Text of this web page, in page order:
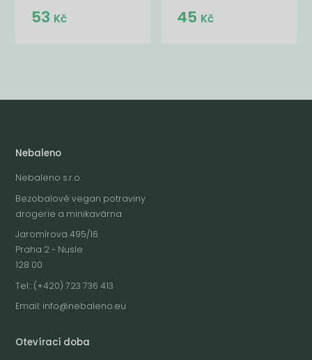
53 Kč 45 Kč
Nebaleno
Nebaleno s.r.o.
Bezobalové vegan potraviny
drogerie a minikavárna
Jaromírova 495/16
Praha 2 - Nusle
128 00
Tel.: (+420) 723 736 413
Email: info@nebaleno.eu
Otevírací doba